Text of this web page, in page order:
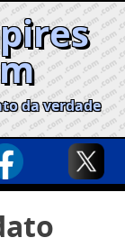
da verdade